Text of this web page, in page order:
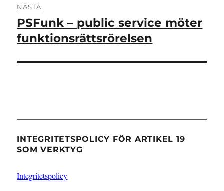
NÄSTA
Nästa
inlägg:
PSFunk – public service möter
funktionsrättsrörelsen
INTEGRITETSPOLICY FÖR ARTIKEL 19
SOM VERKTYG
Integritetspolicy